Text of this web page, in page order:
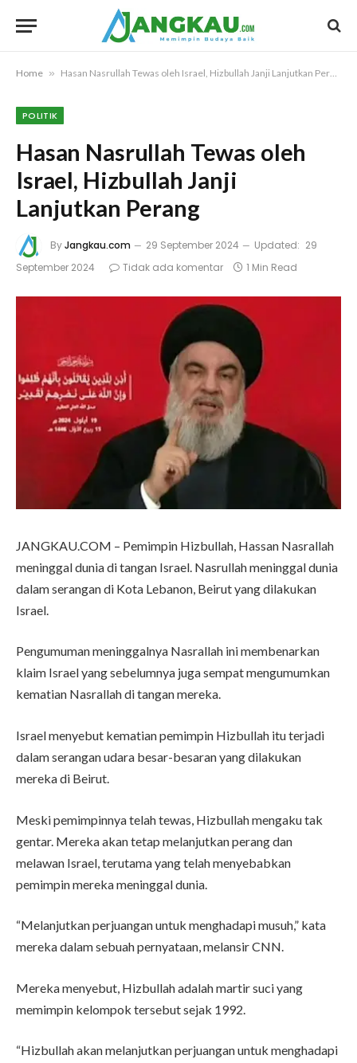
Home » Hasan Nasrullah Tewas oleh Israel, Hizbullah Janji Lanjutkan Perang
POLITIK
Hasan Nasrullah Tewas oleh
Israel, Hizbullah Janji
Lanjutkan Perang
ByJangkau.com 29 September 2024 Updated: 29
September 2024
Tidak ada komentar 1 Min Read
JANGKAU.COM – Pemimpin Hizbullah, Hassan Nasrallah
meninggal dunia di tangan Israel. Nasrullah meninggal dunia
dalam serangan di Kota Lebanon, Beirut yang dilakukan
Israel.
Pengumuman meninggalnya Nasrallah ini membenarkan
klaim Israel yang sebelumnya juga sempat mengumumkan
kematian Nasrallah di tangan mereka.
Israel menyebut kematian pemimpin Hizbullah itu terjadi
dalam serangan udara besar-besaran yang dilakukan
mereka di Beirut.
Meski pemimpinnya telah tewas, Hizbullah mengaku tak
gentar. Mereka akan tetap melanjutkan perang dan
melawan Israel, terutama yang telah menyebabkan
pemimpin mereka meninggal dunia.
“Melanjutkan perjuangan untuk menghadapi musuh,” kata
mereka dalam sebuah pernyataan, melansir CNN.
Mereka menyebut, Hizbullah adalah martir suci yang
memimpin kelompok tersebut sejak 1992.
“Hizbullah akan melanjutkan perjuangan untuk menghadapi